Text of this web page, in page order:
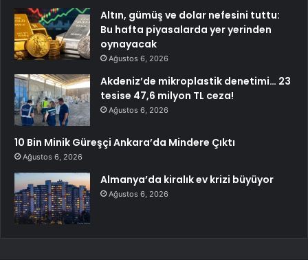
Altın, gümüş ve dolar nefesini tuttu:
Bu hafta piyasalarda yer yerinden
oynayacak
Ağustos 6, 2026
Akdeniz’de mikroplastik denetimi… 23
tesise 47,6 milyon TL ceza!
Ağustos 6, 2026
10 Bin Minik Güreşçi Ankara’da Mindere Çıktı
Ağustos 6, 2026
Almanya’da kiralık ev krizi büyüyor
Ağustos 6, 2026